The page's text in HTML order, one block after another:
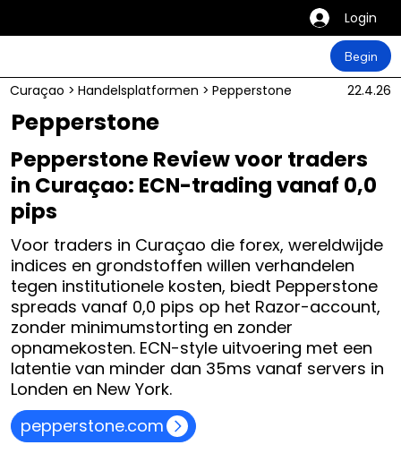
Login
Begin
Curaçao > Handelsplatformen > Pepperstone 22.4.26
Pepperstone
Pepperstone Review voor traders
in Curaçao: ECN-trading vanaf 0,0
pips
Voor traders in Curaçao die forex, wereldwijde
indices en grondstoffen willen verhandelen
tegen institutionele kosten, biedt Pepperstone
spreads vanaf 0,0 pips op het Razor-account,
zonder minimumstorting en zonder
opnamekosten. ECN-style uitvoering met een
latentie van minder dan 35ms vanaf servers in
Londen en New York.
pepperstone.com